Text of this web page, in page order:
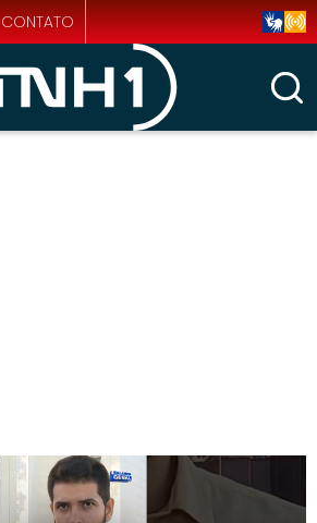
CONTATO